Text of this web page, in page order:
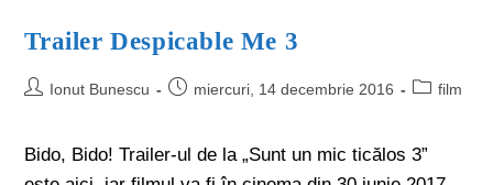
Trailer Despicable Me 3
Ionut Bunescu miercuri, 14 decembrie 2016 film
Bido, Bido! Trailer-ul de la „Sunt un mic ticălos 3”